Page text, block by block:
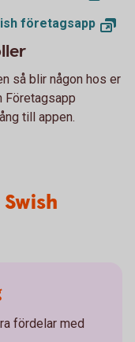
företagsapp
så blir någon hos er
Företagsapp
till appen.
fördelar med